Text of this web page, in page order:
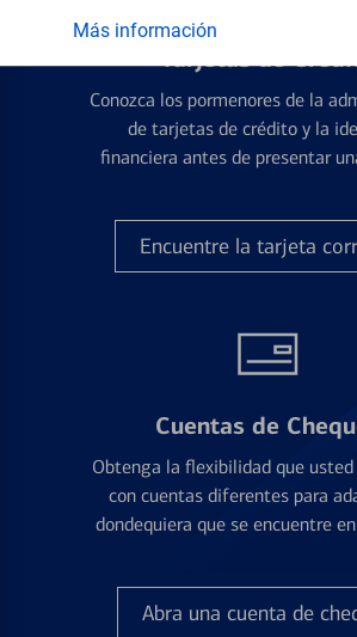
Más información
Tarjetas de
Conozca los pormenores de la
de tarjetas de crédito y la
financiera antes de presentar
Encuentre la tarjeta
Cuentas de
Obtenga la flexibilidad que usted
con cuentas diferentes para
dondequiera que se encuentre
Abra una cuenta de